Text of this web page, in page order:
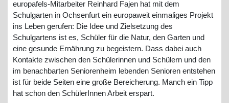
europafels-Mitarbeiter Reinhard Fajen hat mit dem
Schulgarten in Ochsenfurt ein europaweit einmaliges Projekt
ins Leben gerufen: Die Idee und Zielsetzung des
Schulgartens ist es, Schüler für die Natur, den Garten und
eine gesunde Ernährung zu begeistern. Dass dabei auch
Kontakte zwischen den Schülerinnen und Schülern und den
im benachbarten Seniorenheim lebenden Senioren entstehen
ist für beide Seiten eine große Bereicherung. Manch ein Tipp
hat schon den SchülerInnen Arbeit erspart.